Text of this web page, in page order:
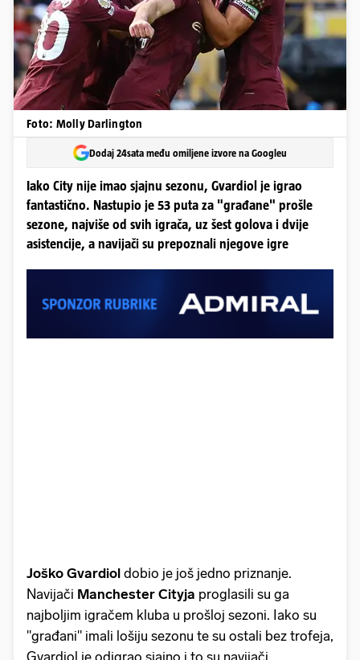
Foto: Molly Darlington
Dodaj 24sata među omiljene izvore na Googleu
Iako City nije imao sjajnu sezonu, Gvardiol je igrao
fantastično. Nastupio je 53 puta za "građane" prošle
sezone, najviše od svih igrača, uz šest golova i dvije
asistencije, a navijači su prepoznali njegove igre
Joško Gvardiol dobio je još jedno priznanje.
Navijači Manchester Cityja proglasili su ga
najboljim igračem kluba u prošloj sezoni. Iako su
"građani" imali lošiju sezonu te su ostali bez trofeja,
Gvardiol je odigrao sjajno i to su navijači